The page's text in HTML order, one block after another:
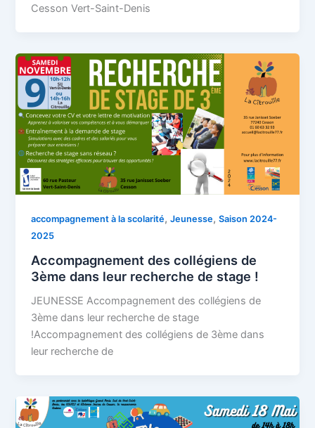
Cesson Vert-Saint-Denis
accompagnement à la scolarité,Jeunesse,Saison 2024-
2025
Accompagnement des collégiens de
3ème dans leur recherche de stage !
JEUNESSE Accompagnement des collégiens de
3ème dans leur recherche de stage
!Accompagnement des collégiens de 3ème dans
leur recherche de